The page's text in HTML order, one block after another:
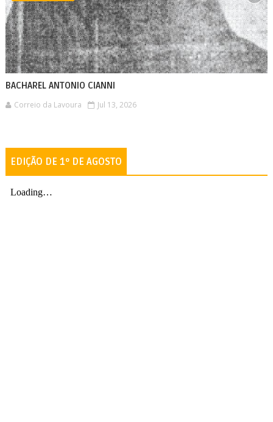
BACHAREL ANTONIO CIANNI
Correio da Lavoura Jul 13, 2026
EDIÇÃO DE 1º DE AGOSTO